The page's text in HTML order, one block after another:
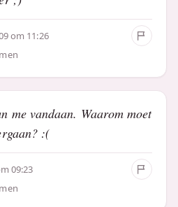
om 11:26
me vandaan. Waarom moet
:(
09:23